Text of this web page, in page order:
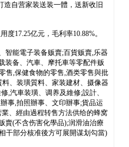
自营家装送装一體，送新收旧
17.25亿元，毛利率10.88%。
智能電子装备贩賣;百貨贩賣,乐器
装备、汽車、摩托車等零配件贩
售,保健食物的零售,酒类零售與批
、装璜質料、家装建材、摄像器
,汽車装璜、调养及維修;設計、
事,拍照辦事、文印辦事;貨品运
、經由過程转售方法供给的蜂窝
賣(不含伤害化學品);润滑油治療
干部分核准後方可展開谋划勾當)